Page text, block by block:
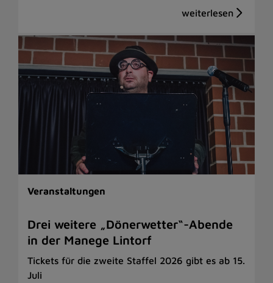
Veranstaltungen
Drei weitere „Dönerwetter“-Abende
in der Manege Lintorf
Tickets für die zweite Staffel 2026 gibt es ab 15.
Juli